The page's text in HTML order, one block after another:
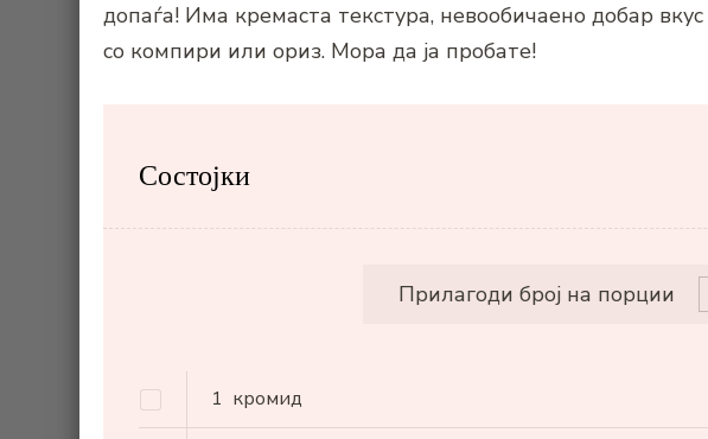
допаѓа! Има кремаста текстура, невообичаено добар
со компири или ориз. Мора да ја пробате!
Состојки
Прилагоди број на порции
1 кромид